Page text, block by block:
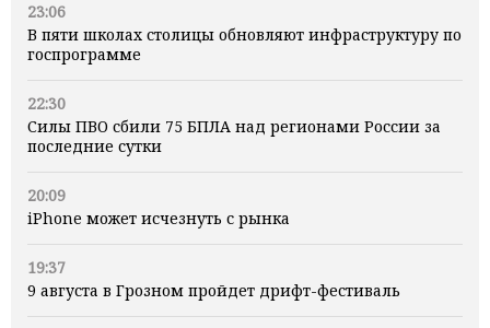
23:06
В пяти школах столицы обновляют инфраструктуру по
госпрограмме
22:30
Силы ПВО сбили 75 БПЛА над регионами России за
последние сутки
20:09
iPhone может исчезнуть с рынка
19:37
9 августа в Грозном пройдет дрифт-фестиваль